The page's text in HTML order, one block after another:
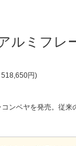
ルミフレ
518,650円
ンベヤを発売。従